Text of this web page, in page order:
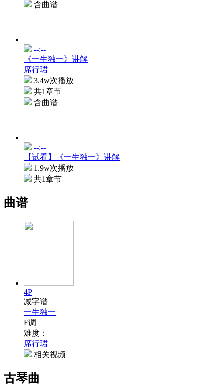
含曲谱
--:--
《一生独一》讲解
席行珺
3.4w次播放
共1章节
含曲谱
--:--
【试看】《一生独一》讲解
1.9w次播放
共1章节
曲谱
4P
减字谱
一生独一
F调
难度：
席行珺
相关视频
古琴曲